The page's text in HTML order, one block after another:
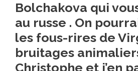
Bolchakova qui
au russe . On
les fous-rires de
bruitages
Christophe et j’en